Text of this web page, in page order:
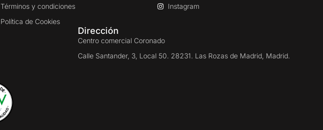
Términos y condiciones
Política de Cookies
Instagram
Dirección
Centro comercial Coronado
Calle Santander, 3, Local 50. 28231. Las Rozas de Madrid, Madrid.